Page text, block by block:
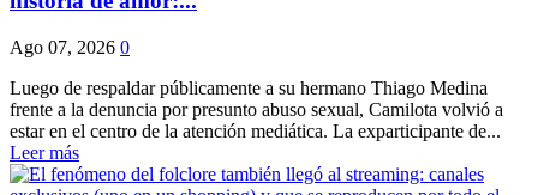
Ago 07, 2026 0
Luego de respaldar públicamente a su hermano Thiago Medina
frente a la denuncia por presunto abuso sexual, Camilota volvió a
estar en el centro de la atención mediática. La exparticipante de...
Leer más